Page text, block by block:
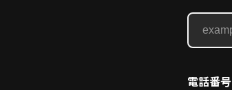
電話番号